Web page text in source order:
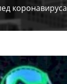
коронавируса